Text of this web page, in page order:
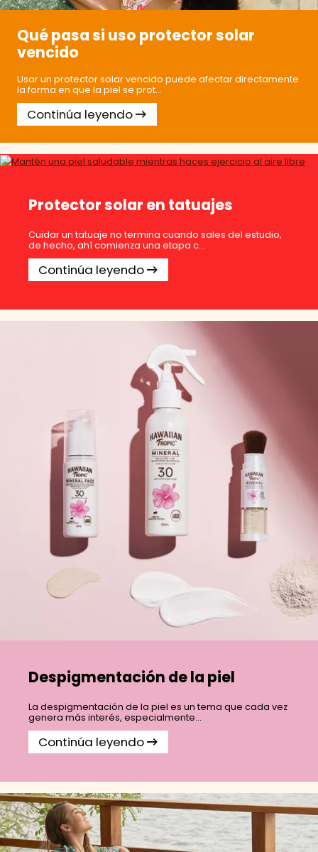
Qué pasa si uso protector solar
vencido
Usar un protector solar vencido puede afectar directamente
la forma en que la piel se prot...
Continúa leyendo
Protector solar en tatuajes
Cuidar un tatuaje no termina cuando sales del estudio,
de hecho, ahí comienza una etapa c...
Continúa leyendo
Despigmentación de la piel
La despigmentación de la piel es un tema que cada vez
genera más interés, especialmente...
Continúa leyendo